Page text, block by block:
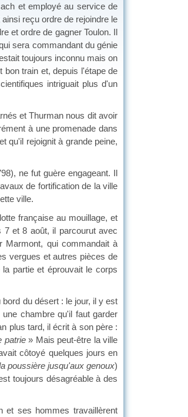
et employé au service de
reçu ordre de rejoindre le
et ordre de gagner Toulon. Il
sera commandant du génie
toujours inconnu mais on
train et, depuis l'étape de
intriguait plus d'un
et Thurman nous dit avoir
à une promenade dans
qu'il rejoignit à grande peine,
ne fut guère engageant. Il
de fortification de la ville
ville.
française au mouillage, et
7 et 8 août, il parcourut avec
Marmont, qui commandait à
vergues et autres pièces de
partie et éprouvait le corps
du désert : le jour, il y est
chambre qu'il faut garder
plus tard, il écrit à son père :
patrie» Mais peut-être la ville
côtoyé quelques jours en
poussière jusqu'aux genoux)
toujours désagréable à des
et ses hommes travaillèrent